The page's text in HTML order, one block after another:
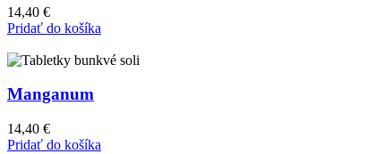
14,40 €
Pridať do košíka
Manganum
14,40 €
Pridať do košíka